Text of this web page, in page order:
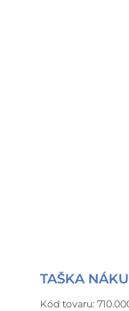
TAŠKA
Kód tovaru: